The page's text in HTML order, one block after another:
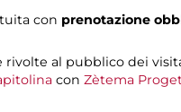
con prenotazione
rivolte al pubblico dei
con Zètema